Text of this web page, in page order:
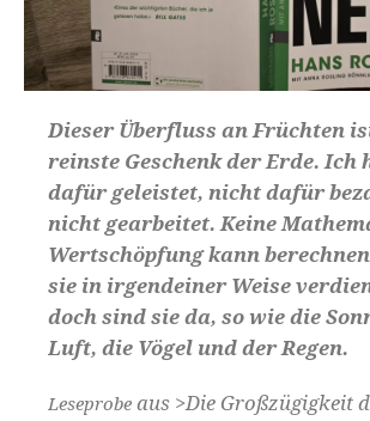
Dieser Überfluss an Früchten
reinste Geschenk der Erde. Ich
dafür geleistet, nicht dafür
nicht gearbeitet. Keine
Wertschöpfung kann
sie in irgendeiner Weise
doch sind sie da, so wie die
Luft, die Vögel und der Regen.
Leseprobe aus >Die Großzügigkeit